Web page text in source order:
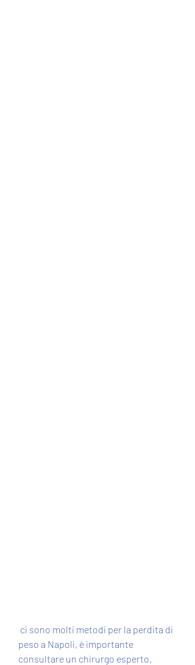
peso a Napoli, è importante
consultare un chirurgo esperto.